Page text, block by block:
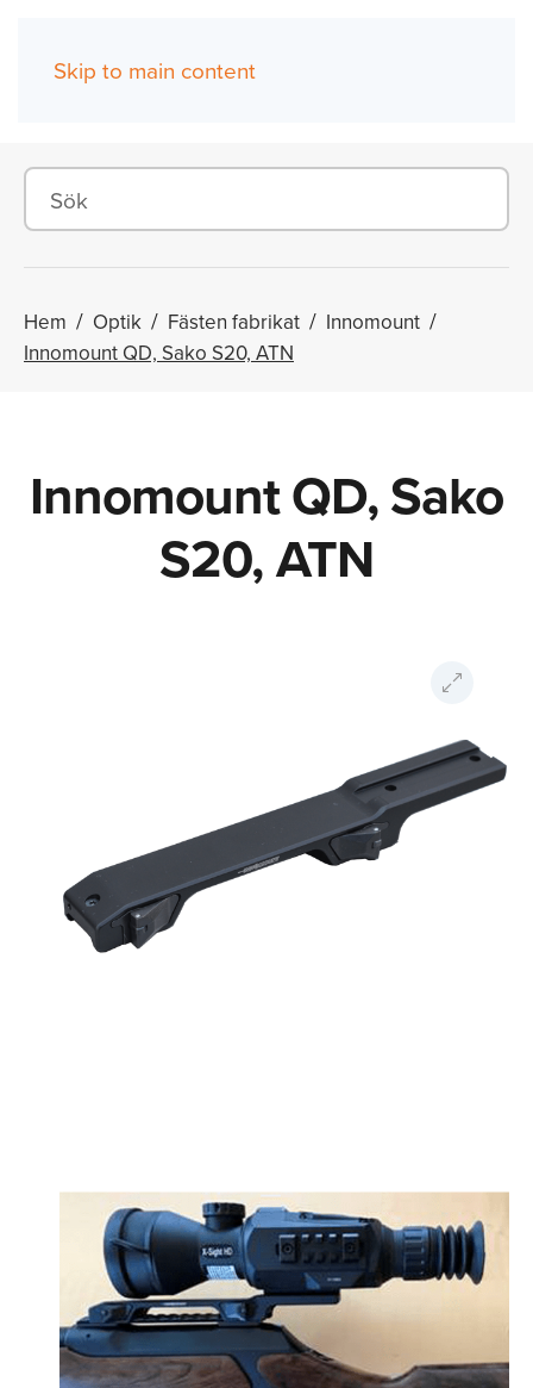
Skip to main content
Hem Optik Fästen fabrikat
Innomount
Innomount QD, Sako S20, ATN
Innomount QD, Sako
S20, ATN